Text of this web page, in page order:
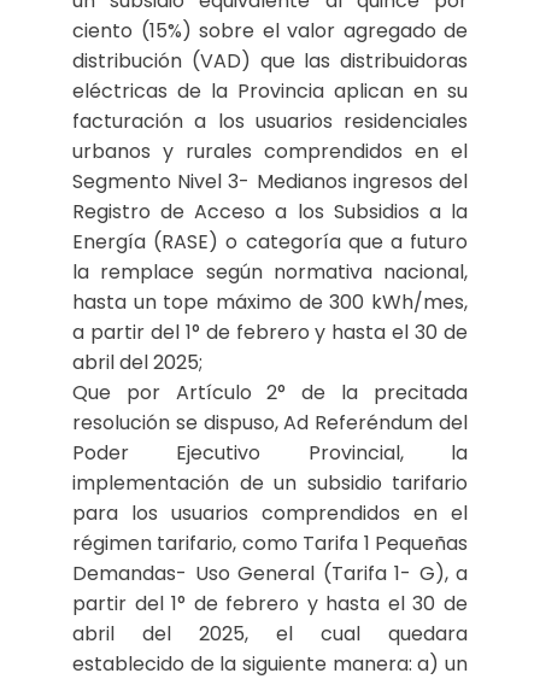
ciento (15%) sobre el valor agregado de
distribución (VAD) que las distribuidoras
eléctricas de la Provincia aplican en su
facturación a los usuarios residenciales
urbanos y rurales comprendidos en el
Segmento Nivel 3- Medianos ingresos del
Registro de Acceso a los Subsidios a la
Energía (RASE) o categoría que a futuro
la remplace según normativa nacional,
hasta un tope máximo de 300 kWh/mes,
a partir del 1° de febrero y hasta el 30 de
abril del 2025;
Que por Artículo 2° de la precitada
resolución se dispuso, Ad Referéndum del
Poder Ejecutivo Provincial, la
implementación de un subsidio tarifario
para los usuarios comprendidos en el
régimen tarifario, como Tarifa 1 Pequeñas
Demandas- Uso General (Tarifa 1- G), a
partir del 1° de febrero y hasta el 30 de
abril del 2025, el cual quedara
establecido de la siguiente manera: a) un